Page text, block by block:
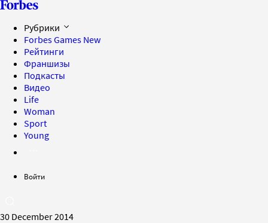
Рубрики
Forbes Games New
Рейтинги
Франшизы
Подкасты
Видео
Life
Woman
Sport
Young
Войти
30 December 2014